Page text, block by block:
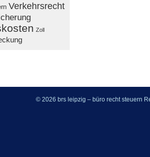
Verkehrsrecht
Zoll
© 2026 brs leipzig – büro recht steuern